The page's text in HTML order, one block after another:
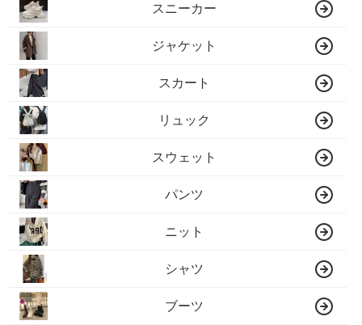
スニーカー
ジャケット
スカート
リュック
スウェット
パンツ
ニット
シャツ
ブーツ